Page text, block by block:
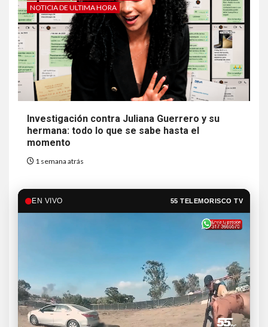
NOTICIA DE ULTIMA HORA
Investigación contra Juliana Guerrero y su
hermana: todo lo que se sabe hasta el
momento
1 semana atrás
EN VIVO 55 TELEMORISCO TV